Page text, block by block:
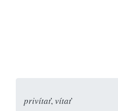
privítať, vítať